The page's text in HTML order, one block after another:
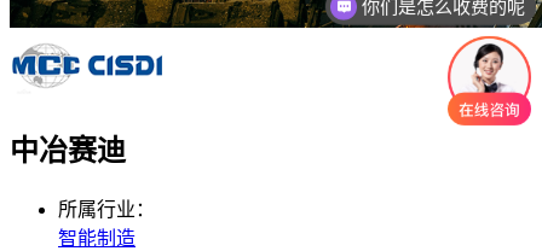
中冶赛迪
所属行业：
智能制造
现在有优惠活动吗